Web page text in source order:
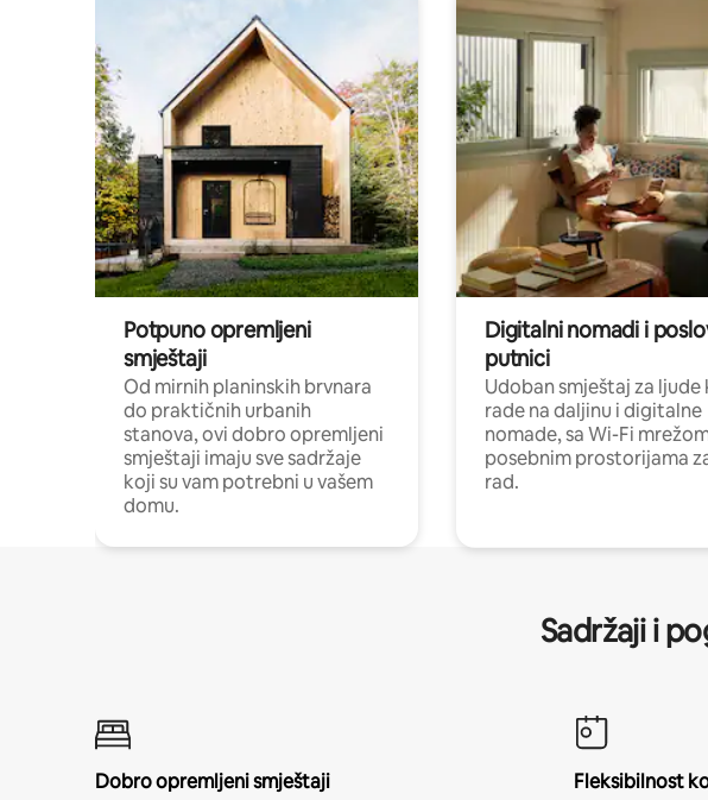
Potpuno opremljeni
smještaji
Od mirnih planinskih brvnara
do praktičnih urbanih
stanova, ovi dobro opremljeni
smještaji imaju sve sadržaje
koji su vam potrebni u vašem
domu.
Digitalni nomadi i
putnici
Udoban smještaj za ljude
rade na daljinu i digitalne
nomade, sa Wi-Fi
posebnim prostorijama
rad.
Sadržaji i
Dobro opremljeni smještaji
Fleksibilnost